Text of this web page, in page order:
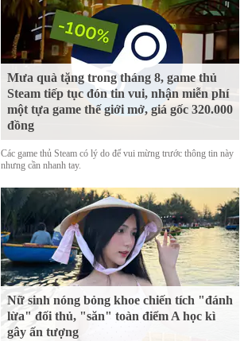
Mưa quà tặng trong tháng 8, game thủ
Steam tiếp tục đón tin vui, nhận miễn phí
một tựa game thế giới mở, giá gốc 320.000
đồng
Các game thủ Steam có lý do để vui mừng trước thông tin này
nhưng cần nhanh tay.
Nữ sinh nóng bỏng khoe chiến tích "đánh
lừa" đối thủ, "săn" toàn điểm A học kì
gây ấn tượng